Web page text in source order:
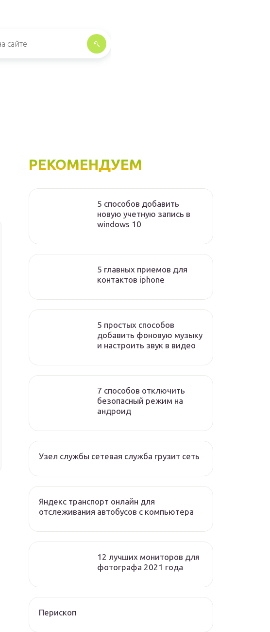
РЕКОМЕНДУЕМ
5 способов добавить
новую учетную запись в
windows 10
5 главных приемов для
контактов iphone
5 простых способов
добавить фоновую музыку
и настроить звук в видео
7 способов отключить
безопасный режим на
андроид
Узел службы сетевая служба грузит сеть
Яндекс транспорт онлайн для
отслеживания автобусов с компьютера
12 лучших мониторов для
фотографа 2021 года
Перископ